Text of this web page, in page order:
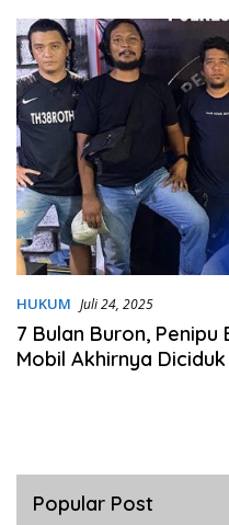
HUKUM Juli 24, 2025
7 Bulan Buron,
Mobil Akhirnya
Popular Post